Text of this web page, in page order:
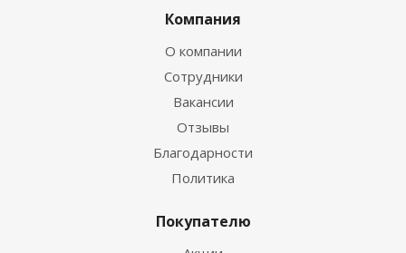
Компания
О компании
Сотрудники
Вакансии
Отзывы
Благодарности
Политика
Покупателю